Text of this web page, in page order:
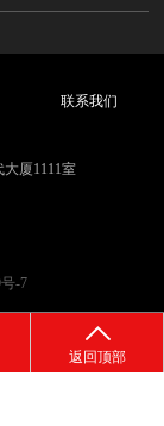
联系我们
厦1111室
-7
返回顶部